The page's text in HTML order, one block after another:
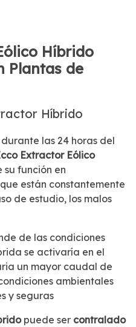
Híbrido
Plantas de
Híbrido
las 24 horas del
Extractor Eólico
función en
están constantemente
de estudio, los malos
de las condiciones
se activaría en el
un mayor caudal de
ambientales
y seguras
puede ser contralado